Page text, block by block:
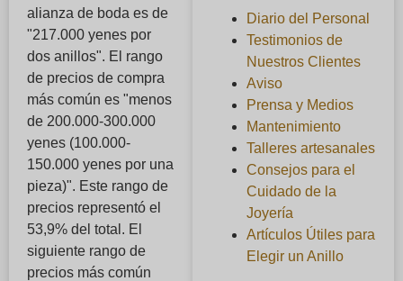
alianza de boda es de
"217.000 yenes por
dos anillos". El rango
de precios de compra
más común es "menos
de 200.000-300.000
yenes (100.000-
150.000 yenes por una
pieza)". Este rango de
precios representó el
53,9% del total. El
siguiente rango de
precios más común
Diario del Personal
Testimonios de
Nuestros Clientes
Aviso
Prensa y Medios
Mantenimiento
Talleres artesanales
Consejos para el
Cuidado de la
Joyería
Artículos Útiles para
Elegir un Anillo